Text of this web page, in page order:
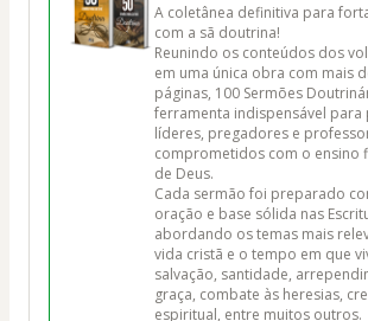
A coletânea definitiva para
com a sã doutrina!
Reunindo os conteúdos dos
em uma única obra com mais
páginas, 100 Sermões
ferramenta indispensável para
líderes, pregadores e
comprometidos com o ensino
de Deus.
Cada sermão foi preparado
oração e base sólida nas
abordando os temas mais
vida cristã e o tempo em que
salvação, santidade,
graça, combate às heresias,
espiritual, entre muitos outros.